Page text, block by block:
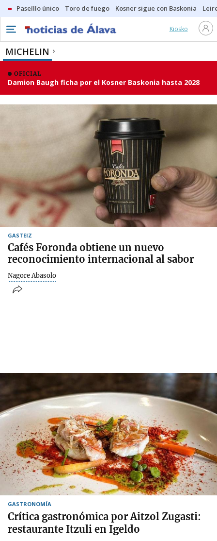
Paseíllo único Toro de fuego Kosner sigue con Baskonia
Kiosko
MICHELIN
OFICIAL
Damion Baugh ficha por el Kosner Baskonia hasta 2028
GASTEIZ
Cafés Foronda obtiene un nuevo
reconocimiento internacional al sabor
Nagore Abasolo
GASTRONOMÍA
Crítica gastronómica por Aitzol Zugasti:
restaurante Itzuli en Igeldo